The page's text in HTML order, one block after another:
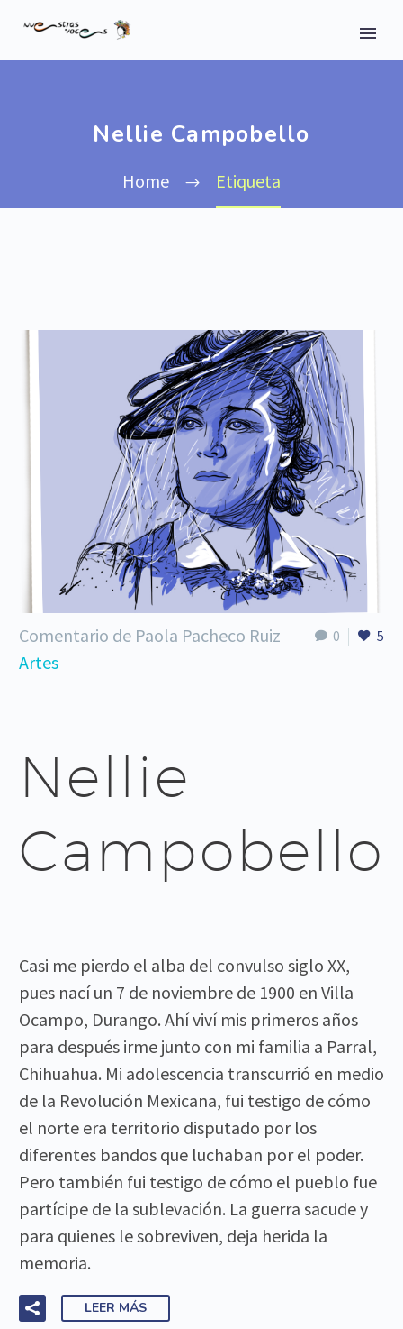
Nellie Campobello
Home Etiqueta
0 5
Comentario de Paola Pacheco Ruiz
Artes
Nellie
Campobello
Casi me pierdo el alba del convulso siglo XX,
pues nací un 7 de noviembre de 1900 en Villa
Ocampo, Durango. Ahí viví mis primeros años
para después irme junto con mi familia a Parral,
Chihuahua. Mi adolescencia transcurrió en medio
de la Revolución Mexicana, fui testigo de cómo
el norte era territorio disputado por los
diferentes bandos que luchaban por el poder.
Pero también fui testigo de cómo el pueblo fue
partícipe de la sublevación. La guerra sacude y
para quienes le sobreviven, deja herida la
memoria.
LEER MÁS